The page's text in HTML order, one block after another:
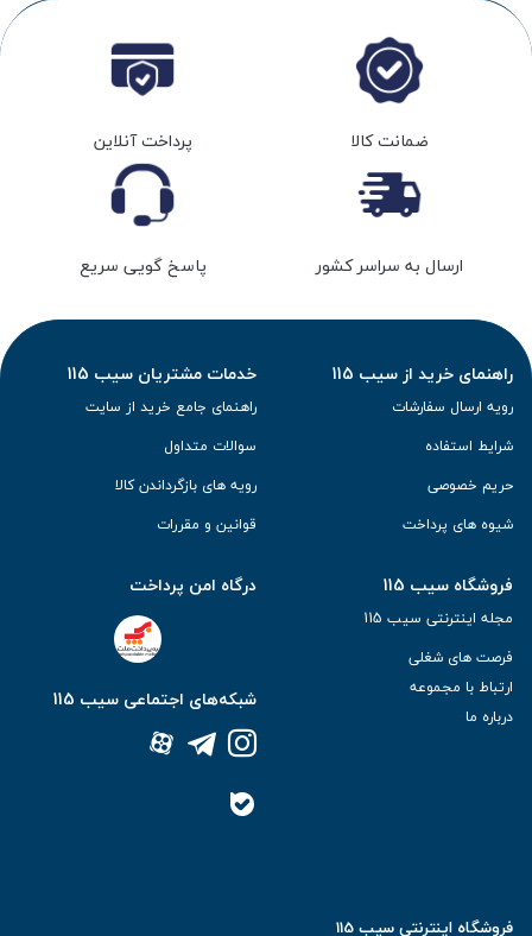
ضمانت کالا پرداخت آنلاین
ارسال به سراسر کشور پاسخ گویی سریع
راهنمای خرید از سیب 115
رویه ارسال سفارشات
شرایط استفاده
حریم خصوصی
شیوه های پرداخت
خدمات مشتریان سیب 115
راهنمای جامع خرید از سایت
سوالات متداول
رویه های بازگرداندن کالا
قوانین و مقررات
فروشگاه سیب 115
مجله اینترنتی سیب 115
فرصت های شغلی
ارتباط با مجموعه
درباره ما
درگاه امن پرداخت
شبکه‌های اجتماعی سیب 115
فروشگاه اینترنتی سیب 115